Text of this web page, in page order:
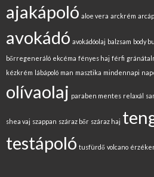
ajakápoló aloe vera arckrém
avokádó avokádóolaj balzsam body
bőrregeneráló ekcéma fényes haj férfi
kézkrém lábápoló man masztika mindennapi
olívaolaj paraben mentes relaxál
shea vaj szappan száraz bőr száraz haj
testápoló tusfürdő volcano